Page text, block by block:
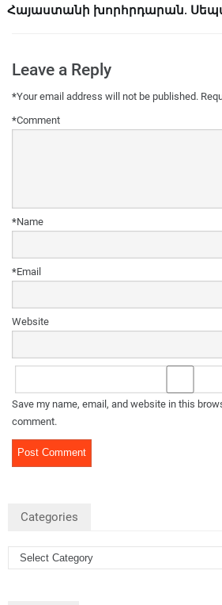
Հայաստանի խորհրդարան.
Leave a Reply
Your email address will not be published.
*
Comment
*
Name
*
Email
*
Website
Save my name, email, and website in this
comment.
Categories